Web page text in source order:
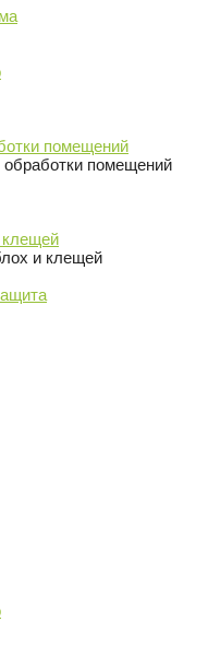
помещений
помещений
клещей
и клещей